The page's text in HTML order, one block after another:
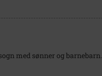
med sønner og barnebarn.